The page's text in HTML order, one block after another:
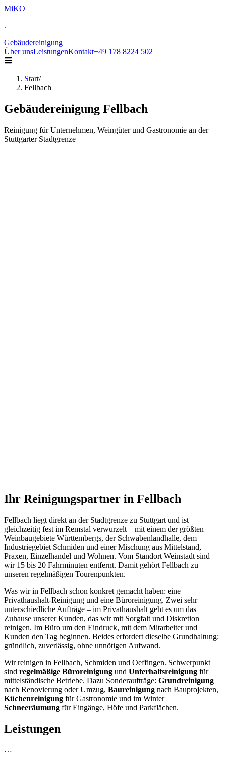
MiKO
.
Gebäudereinigung
Über unsLeistungenKontakt+49 178 8224 502
Start/
Fellbach
Gebäudereinigung Fellbach
Reinigung für Unternehmen, Weingüter und Gastronomie an der
Stuttgarter Stadtgrenze
Ihr Reinigungspartner in Fellbach
Fellbach liegt direkt an der Stadtgrenze zu Stuttgart und ist
gleichzeitig fest im Remstal verwurzelt – mit einem der größten
Weinbaugebiete Württembergs, der Schwabenlandhalle, dem
Industriegebiet Schmiden und einer Mischung aus Mittelstand,
Praxen, Einzelhandel und Wohnen. Vom Standort Weinstadt sind
wir 15 bis 20 Fahrminuten entfernt. Damit gehört Fellbach zu
unseren regelmäßigen Tourenpunkten.
Was wir in Fellbach schon konkret gemacht haben: eine
Privathaushalt-Reinigung und eine Büroreinigung. Zwei sehr
unterschiedliche Aufträge – im Privathaushalt geht es um das
Zuhause unserer Kunden, das wir mit Sorgfalt und Diskretion
reinigen. Im Büro um den Eindruck, mit dem Mitarbeiter und
Kunden den Tag beginnen. Beides erfordert dieselbe Grundhaltung:
gründlich, zuverlässig, ohne unnötigen Aufwand.
Wir reinigen in Fellbach, Schmiden und Oeffingen. Schwerpunkt
sind regelmäßige Büroreinigung und Unterhaltsreinigung für
mittelständische Betriebe. Dazu Sonderaufträge: Grundreinigung
nach Renovierung oder Umzug, Baureinigung nach Bauprojekten,
Küchenreinigung für Gastronomie und im Winter
Schneeräumung für Eingänge, Höfe und Parkflächen.
Leistungen
…